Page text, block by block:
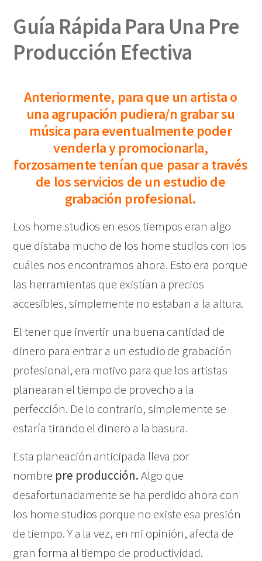
Guía Rápida Para Una Pre
Producción Efectiva
Anteriormente, para que un artista o
una agrupación pudiera/n grabar su
música para eventualmente poder
venderla y promocionarla,
forzosamente tenían que pasar a través
de los servicios de un estudio de
grabación profesional.
Los home studios en esos tiempos eran algo
que distaba mucho de los home studios con los
cuáles nos encontramos ahora. Esto era porque
las herramientas que existían a precios
accesibles, simplemente no estaban a la altura.
El tener que invertir una buena cantidad de
dinero para entrar a un estudio de grabación
profesional, era motivo para que los artistas
planearan el tiempo de provecho a la
perfección. De lo contrario, simplemente se
estaría tirando el dinero a la basura.
Esta planeación anticipada lleva por
nombre pre producción.Algo que
desafortunadamente se ha perdido ahora con
los home studios porque no existe esa presión
de tiempo. Y a la vez, en mi opinión, afecta de
gran forma al tiempo de productividad.